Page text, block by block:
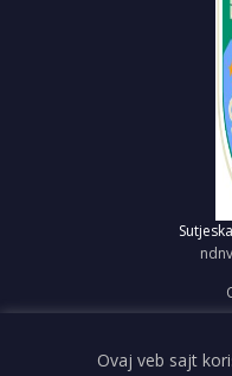
Ovaj veb sajt